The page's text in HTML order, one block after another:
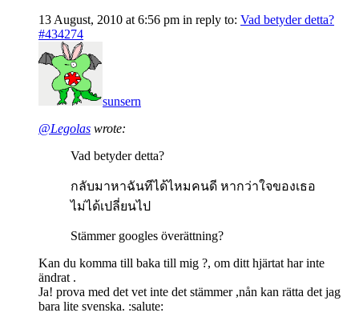
13 August, 2010 at 6:56 pm in reply to: Vad betyder detta?
#434274
sunsern
@Legolas wrote:
Vad betyder detta?
กลับมาหาฉันทีได้ไหมคนดี หากว่าใจของเธอ
ไม่ได้เปลี่ยนไป
Stämmer googles överättning?
Kan du komma till baka till mig ?, om ditt hjärtat har inte
ändrat .
Ja! prova med det vet inte det stämmer ,nån kan rätta det jag
bara lite svenska. :salute: